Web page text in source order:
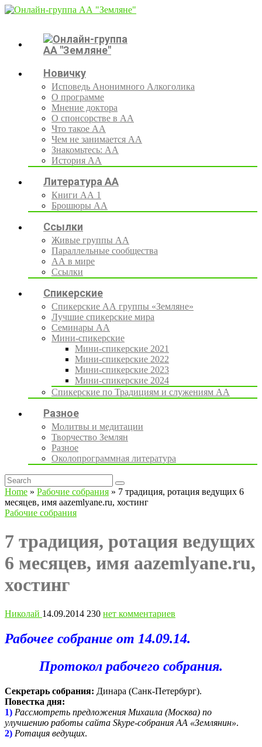
Новичку
Исповедь Анонимного Алкоголика
О программе
Мнение доктора
О спонсорстве в АА
Что такое АА
Чем не занимается АА
Знакомьтесь: АА
История АА
Литература АА
Книги АА 1
Брошюры АА
Ссылки
Живые группы АА
Параллельные сообщества
АА в мире
Ссылки
Спикерские
Спикерские АА группы «Земляне»
Лучшие спикерские мира
Семинары АА
Мини-спикерские
Мини-спикерские 2021
Мини-спикерские 2022
Мини-спикерские 2023
Мини-спикерские 2024
Спикерские по Традициям и служениям АА
Разное
Молитвы и медитации
Творчество Землян
Разное
Околопрограммная литература
Home » Рабочие собрания » 7 традиция, ротация ведущих 6
месяцев, имя aazemlyane.ru, хостинг
Рабочие собрания
7 традиция, ротация ведущих
6 месяцев, имя aazemlyane.ru,
хостинг
Николай 14.09.2014 230 нет комментариев
Рабочее собрание от 14.09.14.
Протокол рабочего собрания.
Секретарь собрания: Динара (Санк-Петербург).
Повестка дня:
1) Рассмотреть предложения Михаила (Москва) по
улучшению работы сайта Skype-собрания АА «Землянин».
2) Ротация ведущих.